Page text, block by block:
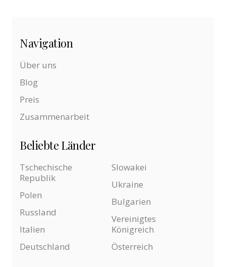
Navigation
Über uns
Blog
Preis
Zusammenarbeit
Beliebte Länder
Tschechische
Republik
Polen
Russland
Italien
Deutschland
Slowakei
Ukraine
Bulgarien
Vereinigtes
Königreich
Österreich